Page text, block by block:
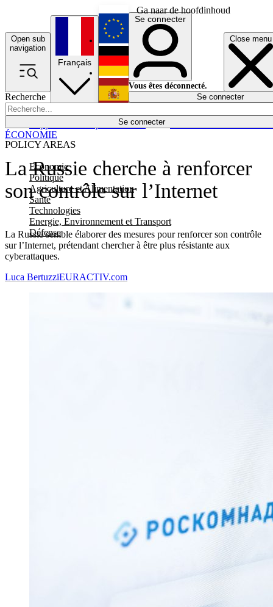
Ga naar de hoofdinhoud
Open sub
navigation
Close menu
Recherche
Se connecter
POLICY AREAS
Economie
Politique
Agriculture et Alimentation
Santé
Technologies
Energie, Environnement et Transport
Défense
Économie
Français
English
Deutsch
Español
Se connecter
Vous êtes déconnecté.
Se connecter
La Russie cherche à renforcer
son contrôle sur l’Internet
La Russie semble élaborer des mesures pour renforcer son contrôle
sur l’Internet, prétendant chercher à être plus résistante aux
cyberattaques.
ÉCONOMIE
Luca BertuzziEURACTIV.com